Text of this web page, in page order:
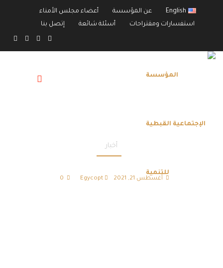
English عن المؤسسة
أعضاء مجلس الأمناء
استفسارات ومقتراحات
أسئلة شائعة إتصل بنا
أخبار
أغسطس 21, 2021 Egycopt
0